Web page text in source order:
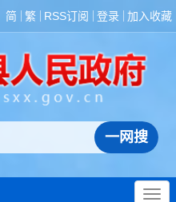
简 繁 RSS订阅 登录 加入收藏